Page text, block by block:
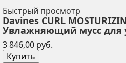
Быстрый просмотр
Davines CURL
Увлажняющий мусс для
3 846,00 руб.
Купить